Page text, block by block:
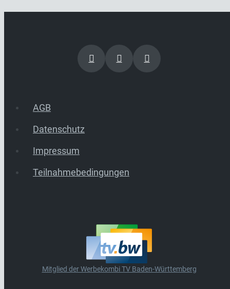
AGB
Datenschutz
Impressum
Teilnahmebedingungen
Mitglied der Werbekombi TV Baden-Württemberg